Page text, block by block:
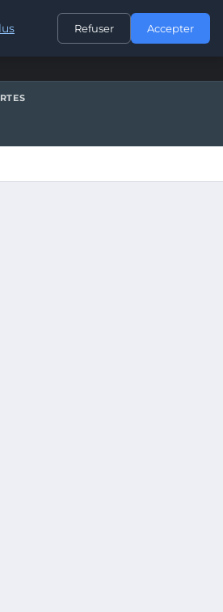
CONTACT
Refuser Accepter